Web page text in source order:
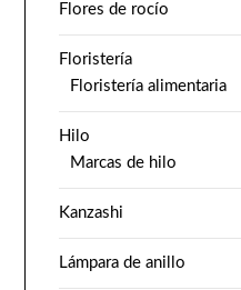
Flores de rocío
Floristería
Floristería alimentaria
Hilo
Marcas de hilo
Kanzashi
Lámpara de anillo